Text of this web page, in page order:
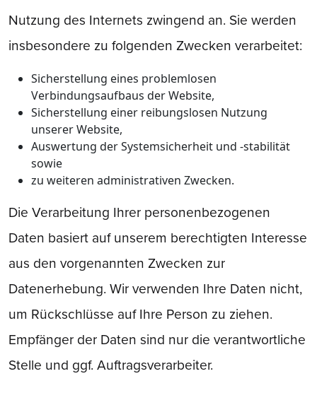
Nutzung des Internets zwingend an. Sie werden
insbesondere zu folgenden Zwecken verarbeitet:
Sicherstellung eines problemlosen
Verbindungsaufbaus der Website,
Sicherstellung einer reibungslosen Nutzung
unserer Website,
Auswertung der Systemsicherheit und -stabilität
sowie
zu weiteren administrativen Zwecken.
Die Verarbeitung Ihrer personenbezogenen
Daten basiert auf unserem berechtigten Interesse
aus den vorgenannten Zwecken zur
Datenerhebung. Wir verwenden Ihre Daten nicht,
um Rückschlüsse auf Ihre Person zu ziehen.
Empfänger der Daten sind nur die verantwortliche
Stelle und ggf. Auftragsverarbeiter.